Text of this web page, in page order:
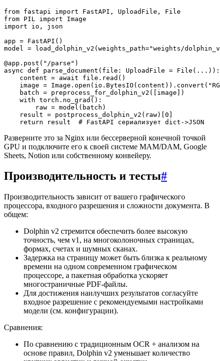
from fastapi import FastAPI, UploadFile, File
from PIL import Image
import io, json
app = FastAPI()
model = load_dolphin_v2(weights_path="weights/
@app.post("/parse")
async def parse_document(file: UploadFile = File(...)):
    content = await file.read()
image =
    batch = preprocess_for_dolphin_v2([image])
    with torch.no_grad():
        raw = model(batch)
    result = postprocess_dolphin_v2(raw)[0]
Разверните это за Nginx или бессерверной конечной точкой
GPU и подключите его к своей системе MAM/DAM, Google
Sheets, Notion или собственному конвейеру.
Производительность и тесты#
Производительность зависит от вашего графического
процессора, входного разрешения и сложности документа. В
общем:
Dolphin v2 стремится обеспечить более высокую
точность, чем v1, на многоколоночных страницах,
формах, счетах и шумных сканах.
Задержка на страницу может быть близка к реальному
времени на одном современном графическом
процессоре, а пакетная обработка ускоряет
многостраничные PDF-файлы.
Для достижения наилучших результатов согласуйте
входное разрешение с рекомендуемыми настройками
модели (см. конфигурации).
Сравнения:
По сравнению с традиционным OCR + анализом на
основе правил, Dolphin v2 уменьшает количество